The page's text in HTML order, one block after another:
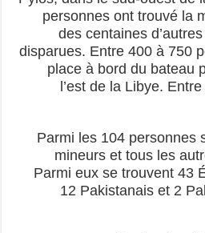
personnes ont trouvé la
des centaines
disparues. Entre 400 à 750
place à bord du bateau
l’est de la Libye.
Parmi les 104 personnes
mineurs et tous les
Parmi eux se trouvent 43
12 Pakistanais et 2